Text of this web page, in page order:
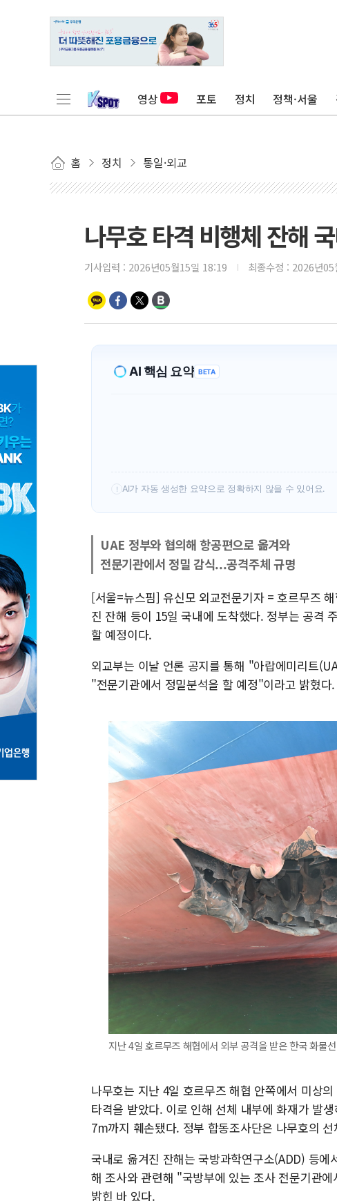
영상 포토 정치 정책·서울
홈 정치 통일·외교
나무호 타격 비행체 잔해
기사입력 : 2026년05월15일 18:19 최종수정 : 2026년05
AI 핵심 요약 BETA
! AI가 자동 생성한 요약으로 정확하지 않을 수 있어요.
UAE 정부와 협의해 항공편으로 옮겨와
전문기관에서 정밀 감식...공격주체 규명
[서울=뉴스핌] 유신모 외교전문기자 = 호르무즈
진 잔해 등이 15일 국내에 도착했다. 정부는 공격
할 예정이다.
외교부는 이날 언론 공지를 통해 "아랍에미리트
"전문기관에서 정밀분석을 할 예정"이라고 밝혔다.
지난 4일 호르무즈 해협에서 외부 공격을 받은 한국 화
나무호는 지난 4일 호르무즈 해협 안쪽에서 미상
타격을 받았다. 이로 인해 선체 내부에 화재가 발
7m까지 훼손됐다. 정부 합동조사단은 나무호의
국내로 옮겨진 잔해는 국방과학연구소(ADD) 등
해 조사와 관련해 "국방부에 있는 조사 전문기관
밝힌 바 있다.